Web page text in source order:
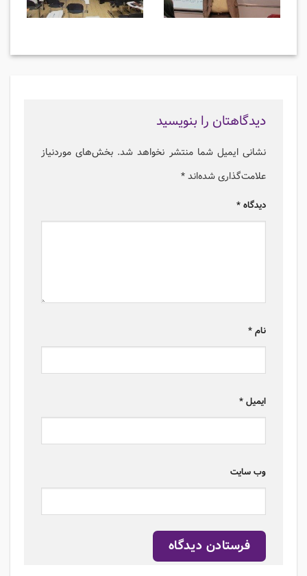
دیدگاهتان را بنویسید
نشانی ایمیل شما منتشر نخواهد شد. بخش‌های موردنیاز
علامت‌گذاری شده‌اند*
دیدگاه *
نام *
ایمیل *
وب‌ سایت